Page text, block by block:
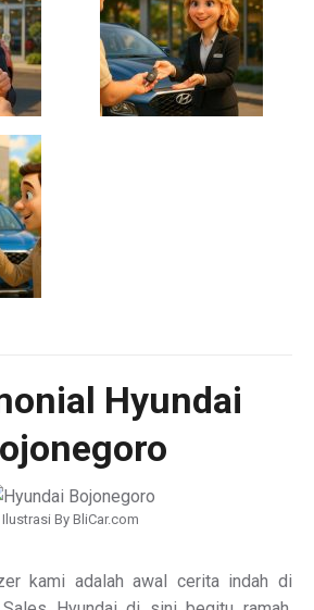
Hyundai
Ilustrasi By BliCar.com
kami adalah awal cerita indah di